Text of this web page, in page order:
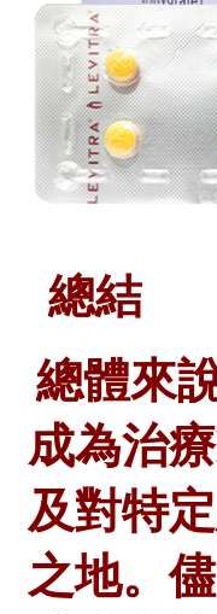
總結
總體來
成為治療
及對特
之地。